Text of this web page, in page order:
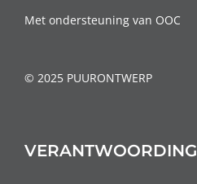
Met ondersteuning van OOC
© 2025 PUURONTWERP
VERANTWOORDING